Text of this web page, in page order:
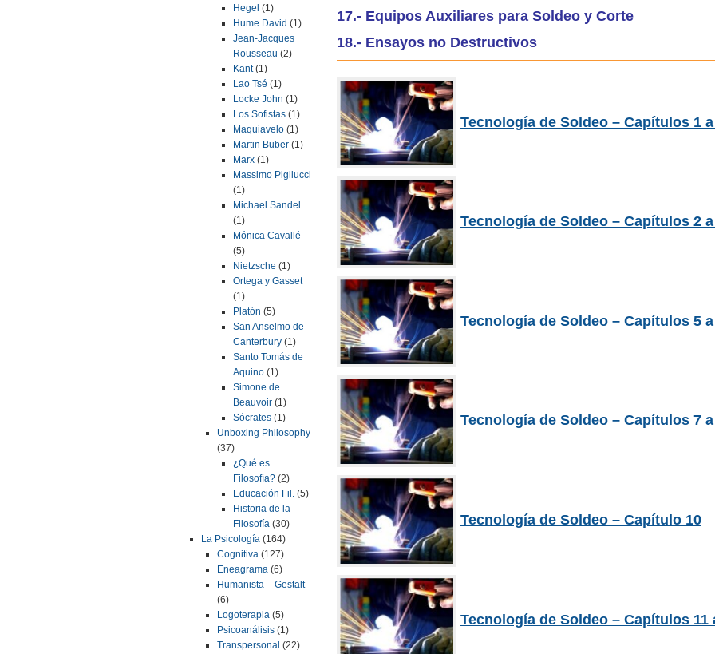
Hegel (1)
Hume David (1)
Jean-Jacques
Rousseau (2)
Kant(1)
Lao Tsé (1)
Locke John (1)
Los Sofistas (1)
Maquiavelo (1)
Martin Buber (1)
Marx (1)
Massimo Pigliucci
(1)
Michael Sandel
(1)
Mónica Cavallé
(5)
Nietzsche (1)
Ortega y Gasset
(1)
Platón (5)
San Anselmo de
Canterbury (1)
Santo Tomás de
Aquino (1)
Simone de
Beauvoir (1)
Sócrates (1)
Unboxing Philosophy
(37)
¿Qué es
Filosofía? (2)
Educación Fil. (5)
Historia de la
Filosofía (30)
La Psicología (164)
Cognitiva (127)
Eneagrama (6)
Humanista – Gestalt
(6)
Logoterapia (5)
Psicoanálisis (1)
Transpersonal (22)
17.- Equipos Auxiliares para Soldeo y Corte
18.- Ensayos no Destructivos
Tecnología de Soldeo – Capítulos 1
Tecnología de Soldeo – Capítulos 2
Tecnología de Soldeo – Capítulos 5
Tecnología de Soldeo – Capítulos 7
Tecnología de Soldeo – Capítulo 10
Tecnología de Soldeo – Capítulos 11